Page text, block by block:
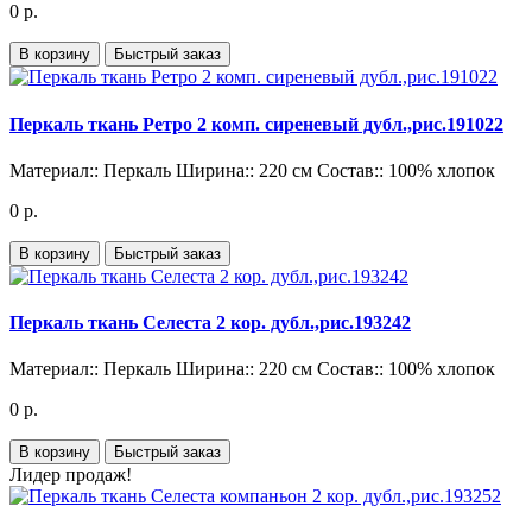
0 р.
В корзину Быстрый заказ
Перкаль ткань Ретро 2 комп. сиреневый дубл.,рис.191022
Материал:: Перкаль Ширина:: 220 см Состав:: 100% хлопок
0 р.
В корзину Быстрый заказ
Перкаль ткань Селеста 2 кор. дубл.,рис.193242
Материал:: Перкаль Ширина:: 220 см Состав:: 100% хлопок
0 р.
В корзину Быстрый заказ
Лидер продаж!